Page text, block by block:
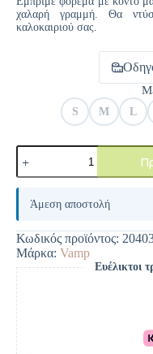
χαλαρή γραμμή. Θα
καλοκαιριού σας.
S M L
A
e
r
n
a
t
i
v
e
:
Άμεση αποστολή
Κωδικός προϊόντος:
Μάρκα: Vamp
Ευέλικτοι